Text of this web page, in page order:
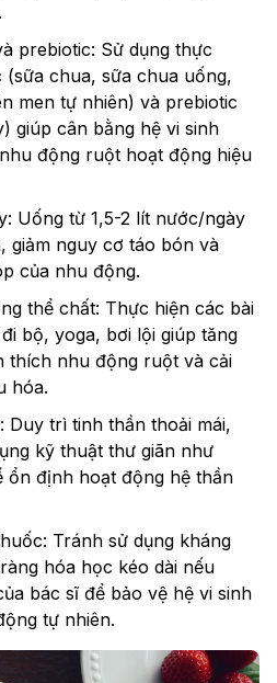
prebiotic: Sử dụng thực
(sữa chua, sữa chua uống,
men tự nhiên) và prebiotic
giúp cân bằng hệ vi sinh
động ruột hoạt động hiệu
Uống từ 1,5-2 lít nước/ngày
giảm nguy cơ táo bón và
của nhu động.
thể chất: Thực hiện các bài
bộ, yoga, bơi lội giúp tăng
thích nhu động ruột và cải
hóa.
Duy trì tinh thần thoải mái,
kỹ thuật thư giãn như
ổn định hoạt động hệ thần
Tránh sử dụng kháng
hóa học kéo dài nếu
bác sĩ để bảo vệ hệ vi sinh
tự nhiên.